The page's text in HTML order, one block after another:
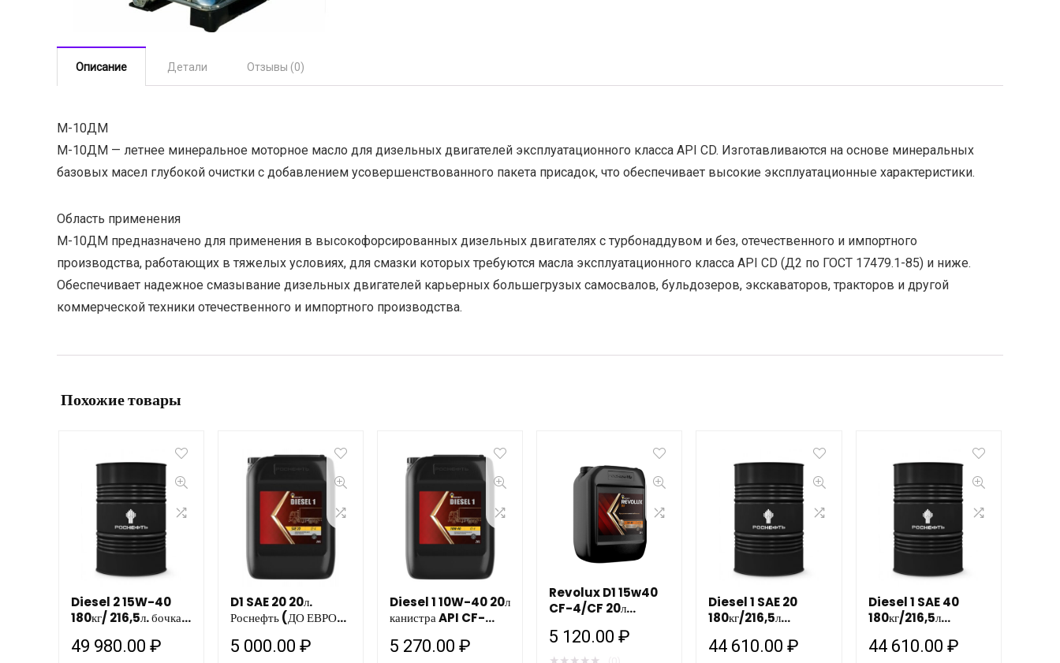
Описание Детали Отзывы (0)
М-10ДМ
М-10ДМ — летнее минеральное моторное масло для дизельных двигателей эксплуатационного класса API CD. Изготавливаются на основе минеральных
базовых масел глубокой очистки с добавлением усовершенствованного пакета присадок, что обеспечивает высокие эксплуатационные характеристики.
Область применения
М-10ДМ предназначено для применения в высокофорсированных дизельных двигателях с турбонаддувом и без, отечественного и импортного
производства, работающих в тяжелых условиях, для смазки которых требуются масла эксплуатационного класса API CD (Д2 по ГОСТ 17479.1-85) и ниже.
Обеспечивает надежное смазывание дизельных двигателей карьерных большегрузых самосвалов, бульдозеров, экскаваторов, тракторов и другой
коммерческой техники отечественного и импортного производства.
Похожие товары
Diesel 2 15W-40
180кг/ 216,5л. бочка
49 980.00 ₽
D1 SAE 20 20л.
Роснефть (ДО ЕВРО-2
5 000.00 ₽
Diesel 1 10W-40 20л
канистра API CF-
НЗМП
5 270.00 ₽
Revolux D1 15w40
CF-4/CF 20л
5 120.00₽
Diesel 1 SAE 20
180кг/216,5л
НЗМП (ДО ЕВРО-2
44 610.00₽
Diesel 1 SAE 40
180кг/216,5л
НЗМП / АНХК (ДО
44 610.00 ₽